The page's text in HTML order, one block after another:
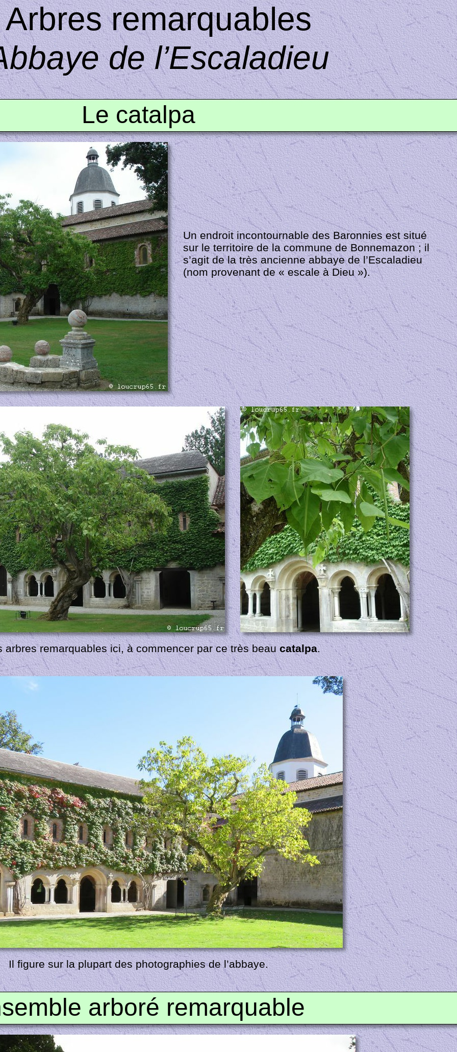
Arbres remarquables
de l’Escaladieu
arbres remarquables ici, à commencer par ce très beaucatalpa.
Un endroit incontournable des Baronnies est situé
sur le territoire de la commune de Bonnemazon ; il
s’agit de la très ancienne abbaye de l’Escaladieu
(nom provenant de « escale à Dieu »).
Le catalpa
Il figure sur la plupart des photographies de l’abbaye.
arboré remarquable